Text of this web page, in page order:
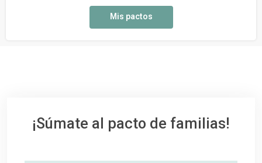
Mis pactos
¡Súmate al pacto de familias!